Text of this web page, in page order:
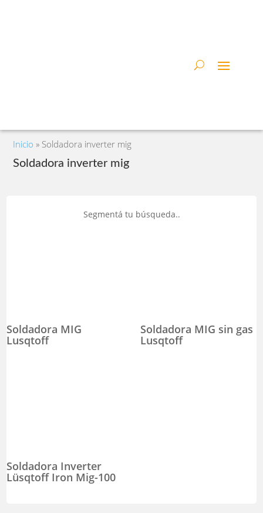
Inicio » Soldadora inverter mig
Soldadora inverter mig
Segmentá tu búsqueda..
Soldadora MIG
Lusqtoff
Soldadora MIG sin gas
Lusqtoff
Soldadora Inverter
Lüsqtoff Iron Mig-100